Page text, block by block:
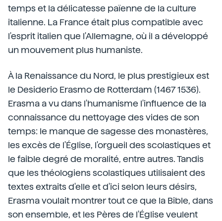
temps et la délicatesse païenne de la culture
italienne. La France était plus compatible avec
l'esprit italien que l'Allemagne, où il a développé
un mouvement plus humaniste.
À la Renaissance du Nord, le plus prestigieux est
le Desiderio Erasmo de Rotterdam (1467 1536).
Erasma a vu dans l'humanisme l'influence de la
connaissance du nettoyage des vides de son
temps: le manque de sagesse des monastères,
les excès de l'Église, l'orgueil des scolastiques et
le faible degré de moralité, entre autres. Tandis
que les théologiens scolastiques utilisaient des
textes extraits d'elle et d'ici selon leurs désirs,
Erasma voulait montrer tout ce que la Bible, dans
son ensemble, et les Pères de l'Église veulent